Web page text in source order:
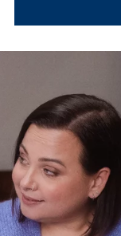
használatával
26 hónap